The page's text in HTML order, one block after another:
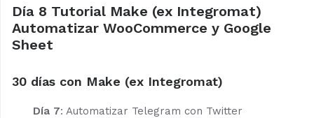
Día 8 Tutorial Make (ex Integromat)
Automatizar WooCommerce y Google
Sheet
30 días con Make (ex Integromat)
Día 7: Automatizar Telegram con Twitter